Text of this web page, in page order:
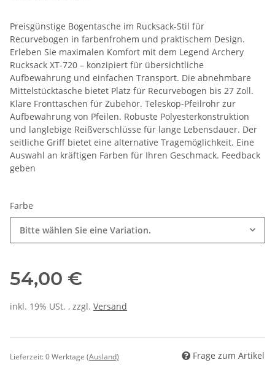
Preisgünstige Bogentasche im Rucksack-Stil für
Recurvebogen in farbenfrohem und praktischem Design.
Erleben Sie maximalen Komfort mit dem Legend Archery
Rucksack XT-720 – konzipiert für übersichtliche
Aufbewahrung und einfachen Transport. Die abnehmbare
Mittelstücktasche bietet Platz für Recurvebogen bis 27 Zoll.
Klare Fronttaschen für Zubehör. Teleskop-Pfeilrohr zur
Aufbewahrung von Pfeilen. Robuste Polyesterkonstruktion
und langlebige Reißverschlüsse für lange Lebensdauer. Der
seitliche Griff bietet eine alternative Tragemöglichkeit. Eine
Auswahl an kräftigen Farben für Ihren Geschmack. Feedback
geben
Farbe
Bitte wählen Sie eine Variation.
54,00 €
inkl. 19% USt. , zzgl. Versand
Lieferzeit:0 Werktage (Ausland) Frage zum Artikel